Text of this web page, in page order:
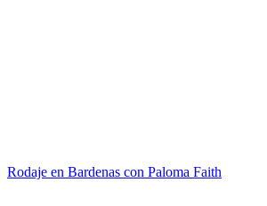
Rodaje en Bardenas con Paloma Faith